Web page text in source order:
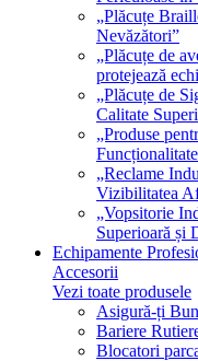
„Plăcuțe
Nevăzători”
„Plăcuțe de
protejează
„Plăcuțe de
Calitate
„Produse
„Reclame
Vizibilitatea
„Vopsitorie
Superioară și
Echipamente
Accesorii
Vezi toate produsele
Asigură-ți
Bariere
Blocatori